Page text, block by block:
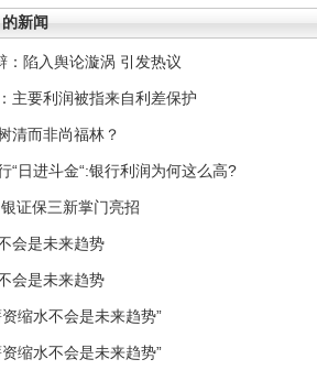
的新闻
：陷入舆论漩涡 引发热议
主要利润被指来自利差保护
清而非尚福林？
“日进斗金“:银行利润为何这么高?
证保三新掌门亮招
会是未来趋势
会是未来趋势
缩水不会是未来趋势”
缩水不会是未来趋势”